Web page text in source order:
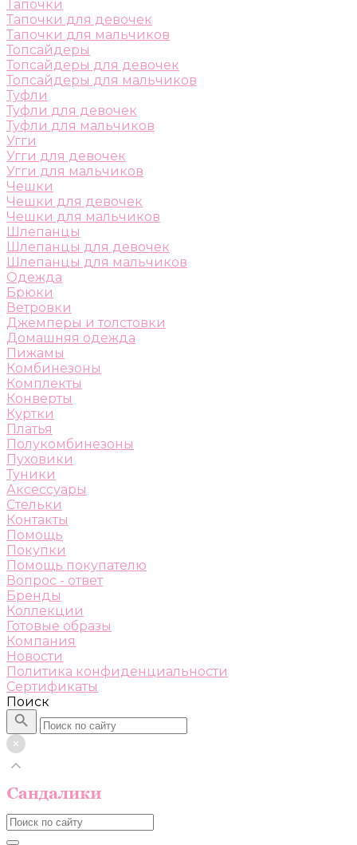
Тапочки
Тапочки для девочек
Тапочки для мальчиков
Топсайдеры
Топсайдеры для девочек
Топсайдеры для мальчиков
Туфли
Туфли для девочек
Туфли для мальчиков
Угги
Угги для девочек
Угги для мальчиков
Чешки
Чешки для девочек
Чешки для мальчиков
Шлепанцы
Шлепанцы для девочек
Шлепанцы для мальчиков
Одежда
Брюки
Ветровки
Джемперы и толстовки
Домашняя одежда
Пижамы
Комбинезоны
Комплекты
Конверты
Куртки
Платья
Полукомбинезоны
Пуховики
Туники
Аксессуары
Стельки
Контакты
Помощь
Покупки
Помощь покупателю
Вопрос - ответ
Бренды
Коллекции
Готовые образы
Компания
Новости
Политика конфиденциальности
Сертификаты
Поиск